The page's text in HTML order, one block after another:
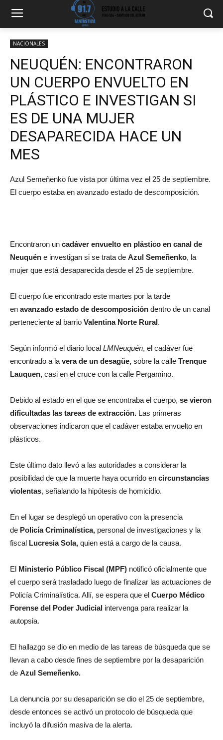
NACIONALES
NEUQUÉN: ENCONTRARON
UN CUERPO ENVUELTO EN
PLÁSTICO E INVESTIGAN SI
ES DE UNA MUJER
DESAPARECIDA HACE UN
MES
Azul Semeñenko fue vista por última vez el 25 de septiembre.
El cuerpo estaba en avanzado estado de descomposición.
Encontraron un cadáver envuelto en plástico en canal de
Neuquén e investigan si se trata de Azul Semeñenko, la
mujer que está desaparecida desde el 25 de septiembre.
El cuerpo fue encontrado este martes por la tarde
en avanzado estado de descomposición dentro de un canal
perteneciente al barrio Valentina Norte Rural.
Según informó el diario local LMNeuquén, el cadáver fue
encontrado a la vera de un desagüe, sobre la calle Trenque
Lauquen, casi en el cruce con la calle Pergamino.
Debido al estado en el que se encontraba el cuerpo, se vieron
dificultadas las tareas de extracción. Las primeras
observaciones indicaron que el cadáver estaba envuelto en
plásticos.
Este último dato llevó a las autoridades a considerar la
posibilidad de que la muerte haya ocurrido en circunstancias
violentas, señalando la hipótesis de homicidio.
En el lugar se desplegó un operativo con la presencia
de Policía Criminalística, personal de investigaciones y la
fiscal Lucresia Sola, quien está a cargo de la causa.
El Ministerio Público Fiscal (MPF) notificó oficialmente que
el cuerpo será trasladado luego de finalizar las actuaciones de
Policía Criminalística. Allí, se espera que el Cuerpo Médico
Forense del Poder Judicial intervenga para realizar la
autopsia.
El hallazgo se dio en medio de las tareas de búsqueda que se
llevan a cabo desde fines de septiembre por la desaparición
de Azul Semeñenko.
La denuncia por su desaparición se dio el 25 de septiembre,
desde entonces se activó un protocolo de búsqueda que
incluyó la difusión masiva de la alerta.